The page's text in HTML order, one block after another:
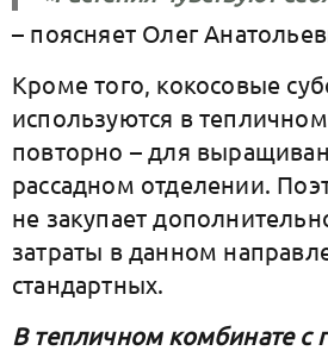
– поясняет Олег
Кроме того, кокосовые
используются в
повторно – для
рассадном отделении.
не закупает
затраты в данном
стандартных.
В тепличном комбинате с